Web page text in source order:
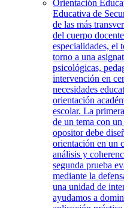
Orientación
Educativa de
de las más
del cuerpo
especialidades,
torno a una
psicológicas,
intervención en
necesidades
orientación
escolar. La
de un tema con
opositor debe
orientación en un
análisis y
segunda prueba
mediante la
una unidad de
ayudamos a